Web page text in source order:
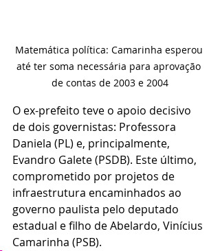
Matemática política: Camarinha esperou
até ter soma necessária para aprovação
de contas de 2003 e 2004
O ex-prefeito teve o apoio decisivo
de dois governistas: Professora
Daniela (PL) e, principalmente,
Evandro Galete (PSDB). Este último,
comprometido por projetos de
infraestrutura encaminhados ao
governo paulista pelo deputado
estadual e filho de Abelardo, Vinícius
Camarinha (PSB).